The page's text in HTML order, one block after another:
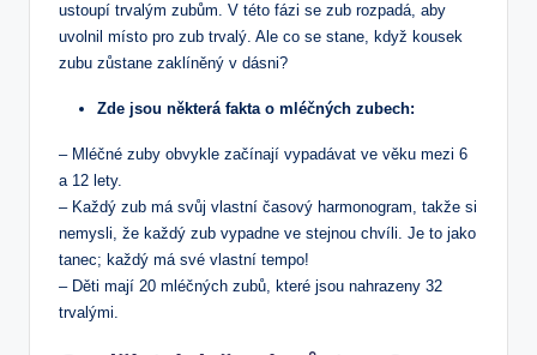
ustoupí trvalým zubům. V této fázi se zub rozpadá, aby
uvolnil místo pro zub trvalý. Ale co se stane, když kousek
zubu zůstane zaklíněný v dásni?
Zde jsou některá fakta o mléčných zubech:
– Mléčné zuby obvykle začínají vypadávat ve věku mezi 6
a 12 lety.
– Každý zub má svůj vlastní časový harmonogram, takže si
nemysli, že každý zub vypadne ve stejnou chvíli. Je to jako
tanec; každý má své vlastní tempo!
– Děti mají 20 mléčných zubů, které jsou nahrazeny 32
trvalými.